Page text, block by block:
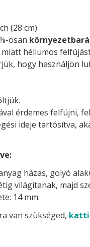
(28 cm)
osan
héliumos
hogy használjon
érdemes felfújni,
ideje tartósítva,
házas, golyó
világítanak, majd
14 mm.
van szükséged,